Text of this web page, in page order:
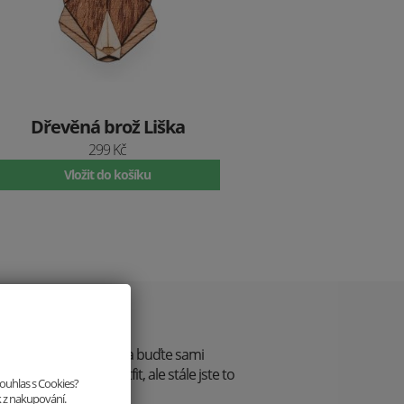
Dřevěná brož Liška
299 Kč
Vložit do košíku
je! Vystupte z řady a buďte sami
na večeři - jiný outfit, ale stále jste to
s Cookies?
nakupování.